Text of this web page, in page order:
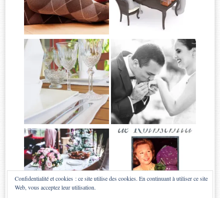
Confidentialité et cookies : ce site utilise des cookies. En continuant à utiliser ce site
Web, vous acceptez leur utilisation.